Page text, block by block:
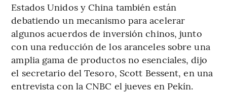
Estados Unidos y China también están
debatiendo un mecanismo para acelerar
algunos acuerdos de inversión chinos, junto
con una reducción de los aranceles sobre una
amplia gama de productos no esenciales, dijo
el secretario del Tesoro, Scott Bessent, en una
entrevista con la CNBC el jueves en Pekín.